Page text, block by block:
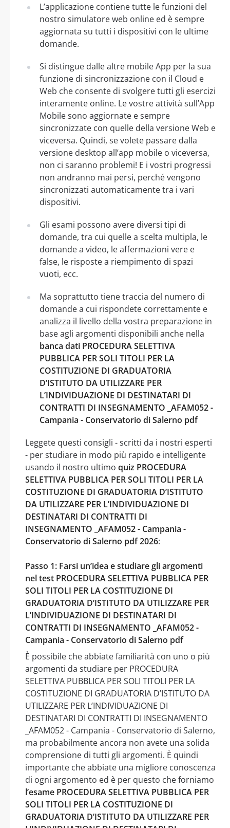
L’applicazione contiene tutte le funzioni del
nostro simulatore web online ed è sempre
aggiornata su tutti i dispositivi con le ultime
domande.
Si distingue dalle altre mobile App per la sua
funzione di sincronizzazione con il Cloud e
Web che consente di svolgere tutti gli esercizi
interamente online. Le vostre attività sull’App
Mobile sono aggiornate e sempre
sincronizzate con quelle della versione Web e
viceversa. Quindi, se volete passare dalla
versione desktop all’app mobile o viceversa,
non ci saranno problemi! E i vostri progressi
non andranno mai persi, perché vengono
sincronizzati automaticamente tra i vari
dispositivi.
Gli esami possono avere diversi tipi di
domande, tra cui quelle a scelta multipla, le
domande a video, le affermazioni vere e
false, le risposte a riempimento di spazi
vuoti, ecc.
Ma soprattutto tiene traccia del numero di
domande a cui rispondete correttamente e
analizza il livello della vostra preparazione in
base agli argomenti disponibili anche nella
banca dati PROCEDURA SELETTIVA
PUBBLICA PER SOLI TITOLI PER LA
COSTITUZIONE DI GRADUATORIA
D’ISTITUTO DA UTILIZZARE PER
L’INDIVIDUAZIONE DI DESTINATARI DI
CONTRATTI DI INSEGNAMENTO _AFAM052 -
Campania - Conservatorio di Salerno pdf
Leggete questi consigli - scritti da i nostri esperti
- per studiare in modo più rapido e intelligente
usando il nostro ultimo quiz PROCEDURA
SELETTIVA PUBBLICA PER SOLI TITOLI PER LA
COSTITUZIONE DI GRADUATORIA D’ISTITUTO
DA UTILIZZARE PER L’INDIVIDUAZIONE DI
DESTINATARI DI CONTRATTI DI
INSEGNAMENTO _AFAM052 - Campania -
Conservatorio di Salerno pdf 2026:
Passo 1: Farsi un’idea e studiare gli argomenti
nel test PROCEDURA SELETTIVA PUBBLICA PER
SOLI TITOLI PER LA COSTITUZIONE DI
GRADUATORIA D’ISTITUTO DA UTILIZZARE PER
L’INDIVIDUAZIONE DI DESTINATARI DI
CONTRATTI DI INSEGNAMENTO _AFAM052 -
Campania - Conservatorio di Salerno pdf
È possibile che abbiate familiarità con uno o più
argomenti da studiare per PROCEDURA
SELETTIVA PUBBLICA PER SOLI TITOLI PER LA
COSTITUZIONE DI GRADUATORIA D’ISTITUTO DA
UTILIZZARE PER L’INDIVIDUAZIONE DI
DESTINATARI DI CONTRATTI DI INSEGNAMENTO
_AFAM052 - Campania - Conservatorio di Salerno,
ma probabilmente ancora non avete una solida
comprensione di tutti gli argomenti. È quindi
importante che abbiate una migliore conoscenza
di ogni argomento ed è per questo che forniamo
l’esame PROCEDURA SELETTIVA PUBBLICA PER
SOLI TITOLI PER LA COSTITUZIONE DI
GRADUATORIA D’ISTITUTO DA UTILIZZARE PER